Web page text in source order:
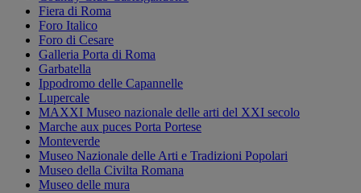
Fiera di Roma
Foro Italico
Foro di Cesare
Galleria Porta di Roma
Garbatella
Ippodromo delle Capannelle
Lupercale
MAXXI Museo nazionale delle arti del XXI secolo
Marche aux puces Porta Portese
Monteverde
Museo Nazionale delle Arti e Tradizioni Popolari
Museo della Civilta Romana
Museo delle mura